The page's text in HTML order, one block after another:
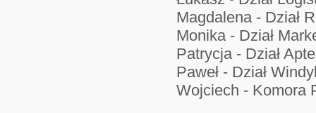
Magdalena - Dział
Monika - Dział
Patrycja - Dział
Paweł - Dział
Wojciech - Komora